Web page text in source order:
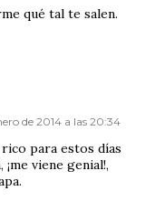
qué tal te salen.
de 2014 a las 20:34
para estos días
viene genial!,